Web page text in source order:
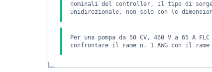
nominali del controller, il tipo di
unidirezionale, non solo con le
Per una pompa da 50 CV, 460 V a 65 A
confrontare il rame n. 1 AWG con il